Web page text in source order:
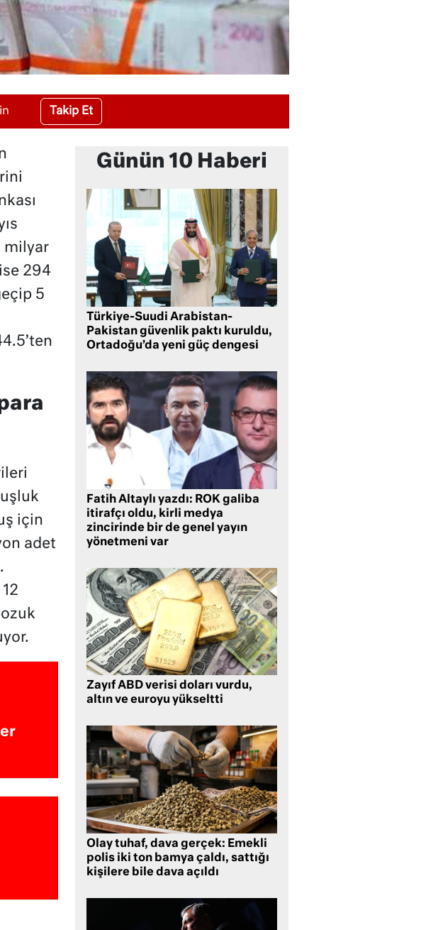
Takip Et
milyar
294
5
için
adet
Günün 10 Haberi
Türkiye-Suudi Arabistan-
Pakistan güvenlik paktı kuruldu,
Ortadoğu’da yeni güç dengesi
Fatih Altaylı yazdı: ROK galiba
itirafçı oldu, kirli medya
zincirinde bir de genel yayın
yönetmeni var
Zayıf ABD verisi doları vurdu,
altın ve euroyu yükseltti
Olay tuhaf, dava gerçek: Emekli
polis iki ton bamya çaldı, sattığı
kişilere bile dava açıldı